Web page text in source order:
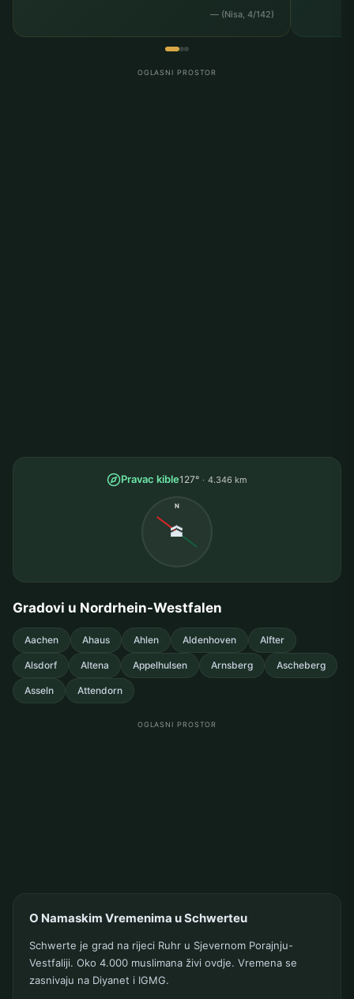
— (Nisa, 4/142)
OGLASNI PROSTOR
Pravac kible127° 4.346 km
N
🕋
Gradovi u Nordrhein-Westfalen
Aachen Ahaus Ahlen Aldenhoven Alfter
Alsdorf Altena Appelhulsen Arnsberg Ascheberg
Asseln Attendorn
OGLASNI PROSTOR
O Namaskim Vremenima u Schwerteu
Schwerte je grad na rijeci Ruhr u Sjevernom Porajnju-
Vestfaliji. Oko 4.000 muslimana živi ovdje. Vremena se
zasnivaju na Diyanet i IGMG.